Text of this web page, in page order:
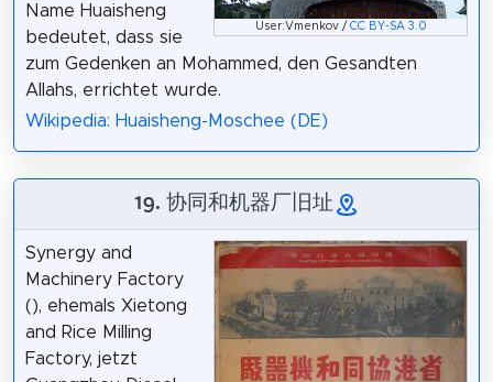
User:Vmenkov / CC BY-SA 3.0
Name Huaisheng
bedeutet, dass sie
zum Gedenken an Mohammed, den Gesandten
Allahs, errichtet wurde.
Wikipedia: Huaisheng-Moschee (DE)
19. 协同和机器厂旧址
Synergy and
Machinery Factory
(), ehemals Xietong
and Rice Milling
Factory, jetzt